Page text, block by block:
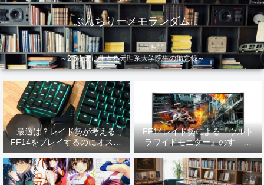
ぶんちりーメモランダム
～2.5次元に生きる元理系大学院生の備忘録～
最適は？レイド勢が考える
FF14をプレイするのにオスス
メなデバイス【2026年更新】
FF14レイド勢による『ウルト
ラワイドモニター』のすゝめ
【2026年更新】